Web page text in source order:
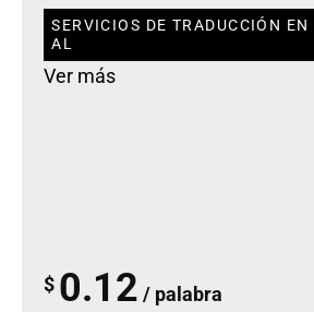
SERVICIOS DE TRADUCCIÓN EN
AL
Ver más
$ 0.12 / palabra